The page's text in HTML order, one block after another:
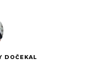
DOČEKAL